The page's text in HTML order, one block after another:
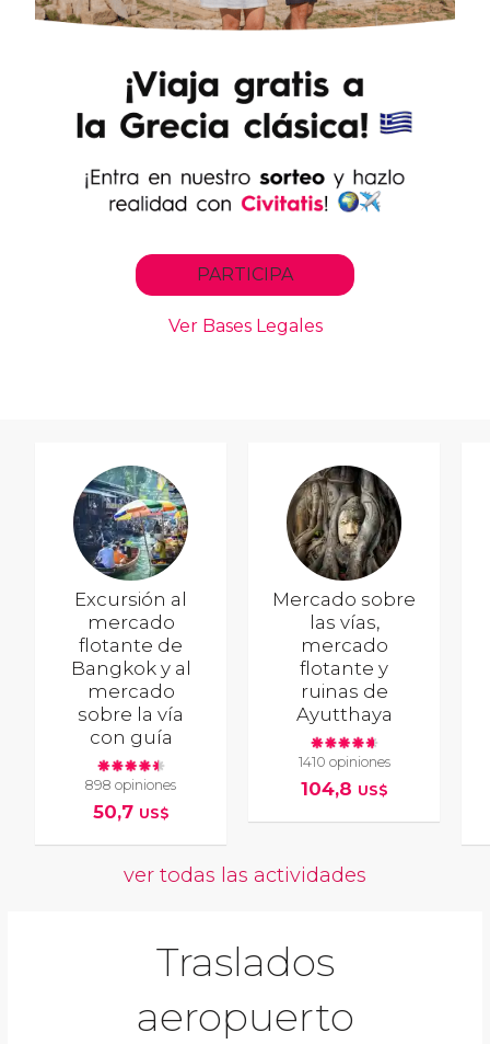
Excursión al
mercado
flotante de
Bangkok y al
mercado
sobre la vía
con guía
898 opiniones
50,7 US$
Mercado sobre
las vías,
mercado
flotante y
ruinas de
Ayutthaya
1410 opiniones
104,8 US$
ver todas las actividades
Traslados
aeropuerto